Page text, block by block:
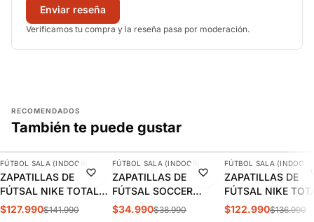
Enviar reseña
Verificamos tu compra y la reseña pasa por moderación.
RECOMENDADOS
También te puede gustar
-10%
AGREGAR
FÚTBOL SALA (INDOOR)
ZAPATILLAS DE
FÚTSAL NIKE TOTAL
90 ADULTO | HQ2851-
$127.990$141.990
-10%
AGREGAR
FÚTBOL SALA (INDOOR)
ZAPATILLAS DE
FÚTSAL SOCCER
ADULTO | SI-01
$34.990$38.990
-10%
FÚTBOL SALA (INDOOR)
ZAPATILLAS DE
FÚTSAL NIKE
90 UNISEX | IB5666-
$122.990$136.990